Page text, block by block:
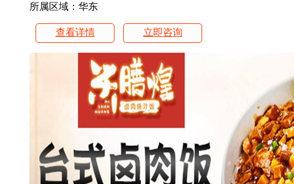
所属区域：华东
查看详情 立即咨询